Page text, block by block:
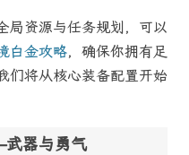
局资源与任务规划，可以
白金攻略，确保你拥有足
们将从核心装备配置开始
器与勇气